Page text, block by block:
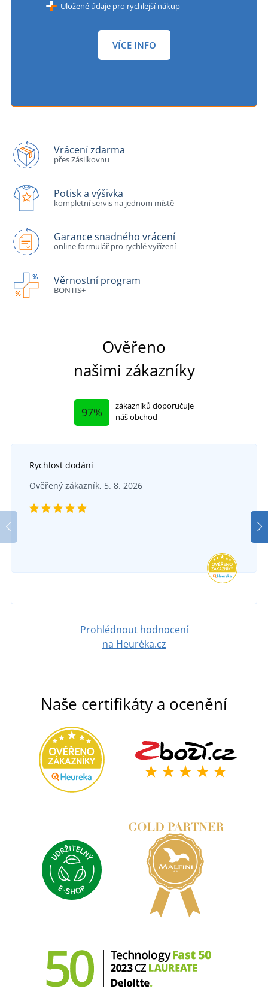
Uložené údaje pro rychlejší nákup
VÍCE INFO
Vrácení zdarma
přes Zásilkovnu
Potisk a výšivka
kompletní servis na jednom místě
Garance snadného vrácení
online formulář pro rychlé vyřízení
Věrnostní program
BONTIS+
Ověřeno
našimi zákazníky
97%
zákazníků doporučuje
náš obchod
Rychlost dodáni
Ověřený zákazník, 5. 8. 2026
Prohlédnout hodnocení
na Heuréka.cz
Naše certifikáty a ocenění